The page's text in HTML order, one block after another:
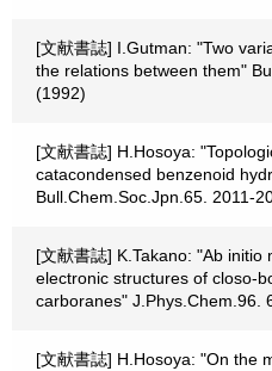
[文献書誌] I.Gutman: "Two
the relations between them"
(1992)
[文献書誌] H.Hosoya:
catacondensed benzenoid
Bull.Chem.Soc.Jpn.65. 2011-
[文献書誌] K.Takano: "Ab
electronic structures of closo-
carboranes" J.Phys.Chem.96.
[文献書誌] H.Hosoya: "On the